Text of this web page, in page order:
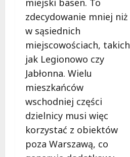
zdecydowanie mniej niż
w sąsiednich
miejscowościach, takich
jak Legionowo czy
Jabłonna. Wielu
mieszkańców
wschodniej części
dzielnicy musi więc
korzystać z obiektów
poza Warszawą, co